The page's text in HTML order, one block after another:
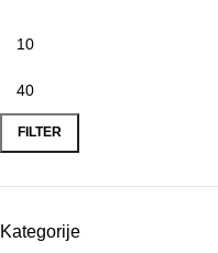
FILTER
Kategorije